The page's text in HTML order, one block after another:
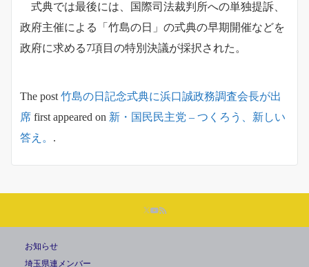
式典では最後には、国際司法裁判所への単独提訴、
政府主催による「竹島の日」の式典の早期開催などを
政府に求める7項目の特別決議が採択された。
The post 竹島の日記念式典に浜口誠政務調査会長が出
席 first appeared on 新・国民民主党 – つくろう、新しい
答え。 .
お知らせ
埼玉県連メンバー